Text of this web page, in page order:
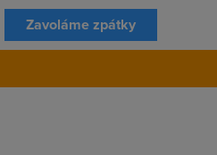
Zavoláme zpátky